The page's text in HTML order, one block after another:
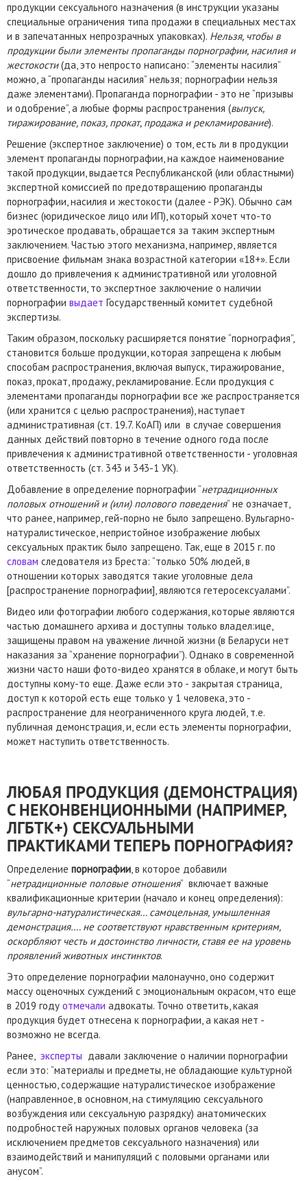
продукции сексуального назначения (в инструкции указаны
специальные ограничения типа продажи в специальных местах
и в запечатанных непрозрачных упаковках). Нельзя, чтобы в
продукции были элементы пропаганды порнографии, насилия и
жестокости(да, это непросто написано: “элементы насилия”
можно, а “пропаганды насилия” нельзя; порнографии нельзя
даже элементами). Пропаганда порнографии - это не “призывы
и одобрение”, а любые формы распространения (выпуск,
тиражирование, показ, прокат, продажа и рекламирование).
Решение (экспертное заключение) о том, есть ли в продукции
элемент пропаганды порнографии, на каждое наименование
такой продукции, выдается Республиканской (или областными)
экспертной комиссией по предотвращению пропаганды
порнографии, насилия и жестокости (далее - РЭК). Обычно сам
бизнес (юридическое лицо или ИП), который хочет что-то
эротическое продавать, обращается за таким экспертным
заключением. Частью этого механизма, например, является
присвоение фильмам знака возрастной категории «18+». Если
дошло до привлечения к административной или уголовной
ответственности, то экспертное заключение о наличии
порнографии выдает Государственный комитет судебной
экспертизы.
Таким образом, поскольку расширяется понятие “порнография”,
становится больше продукции, которая запрещена к любым
способам распространения, включая выпуск, тиражирование,
показ, прокат, продажу, рекламирование. Если продукция с
элементами пропаганды порнографии все же распространяется
(или хранится с целью распространения), наступает
административная (ст. 19.7. КоАП) или в случае совершения
данных действий повторно в течение одного года после
привлечения к административной ответственности - уголовная
ответственность (ст. 343 и 343-1 УК).
Добавление в определение порнографии “нетрадиционных
половых отношений и (или) полового поведения” не означает,
что ранее, например, гей-порно не было запрещено. Вульгарно-
натуралистическое, непристойное изображение любых
сексуальных практик было запрещено. Так, еще в 2015 г. по
словам следователя из Бреста: “только 50% людей, в
отношении которых заводятся такие уголовные дела
[распространение порнографии], являются гетеросексуалами”.
Видео или фотографии любого содержания, которые являются
частью домашнего архива и доступны только владел:ице,
защищены правом на уважение личной жизни (в Беларуси нет
наказания за “хранение порнографии”). Однако в современной
жизни часто наши фото-видео хранятся в облаке, и могут быть
доступны кому-то еще. Даже если это - закрытая страница,
доступ к которой есть еще только у 1 человека, это -
распространение для неограниченного круга людей, т.е.
публичная демонстрация, и, если есть элементы порнографии,
может наступить ответственность.
ЛЮБАЯ ПРОДУКЦИЯ (ДЕМОНСТРАЦИЯ)
С НЕКОНВЕНЦИОННЫМИ (НАПРИМЕР,
ЛГБТК+) СЕКСУАЛЬНЫМИ
ПРАКТИКАМИ ТЕПЕРЬ ПОРНОГРАФИЯ?
Определение порнографии, в которое добавили
“нетрадиционные половые отношения” включает важные
квалификационные критерии (начало и конец определения):
вульгарно-натуралистическая… самоцельная, умышленная
демонстрация…. не соответствуют нравственным критериям,
оскорбляют честь и достоинство личности, ставя ее на уровень
проявлений животных инстинктов.
Это определение порнографии малонаучно, оно содержит
массу оценочных суждений с эмоциональным окрасом, что еще
в 2019 году отмечали адвокаты. Точно ответить, какая
продукция будет отнесена к порнографии, а какая нет -
возможно не всегда.
Ранее, эксперты давали заключение о наличии порнографии
если это: “материалы и предметы, не обладающие культурной
ценностью, содержащие натуралистическое изображение
(направленное, в основном, на стимуляцию сексуального
возбуждения или сексуальную разрядку) анатомических
подробностей наружных половых органов человека (за
исключением предметов сексуального назначения) или
взаимодействий и манипуляций с половыми органами или
анусом”.